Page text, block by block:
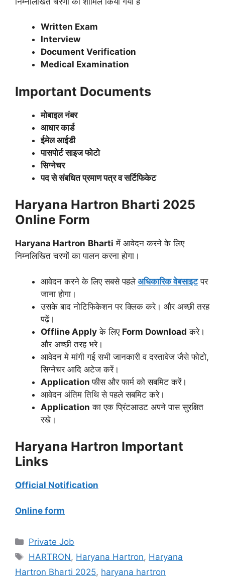
Written Exam
Interview
Document Verification
Medical Examination
Important Documents
मोबाइल नंबर
आधार कार्ड
ईमेल आईडी
पासपोर्ट साइज फोटो
सिग्नेचर
पद से संबधित प्रमाण पत्र व सर्टिफिकेट
Haryana Hartron Bharti 2025
Online Form
Haryana Hartron Bharti में आवेदन करने के लिए
निम्नलिखित चरणों का पालन करना होगा।
आवेदन करने के लिए सबसे पहले अधिकारिक वेबसाइटपर
जाना होगा।
उसके बाद नोटिफिकेशन पर क्लिक करे। और अच्छी तरह
पढ़ें।
Offline Apply के लिए Form Download करे।
और अच्छी तरह भरे।
आवेदन मे मांगी गई सभी जानकारी व दस्तावेज जैसे फोटो,
सिग्नेचर आदि अटेज करें।
Applicationफीस और फार्म को सबमिट करें।
आवेदन अंतिम तिथि से पहले सबमिट करे।
Application का एक प्रिंटआउट अपने पास सुरक्षित
रखे।
Haryana Hartron Important
Links
Official Notification
Online form
Categories
Private Job
Tags
HARTRON, Haryana Hartron, Haryana
Hartron Bharti 2025, haryana hartron